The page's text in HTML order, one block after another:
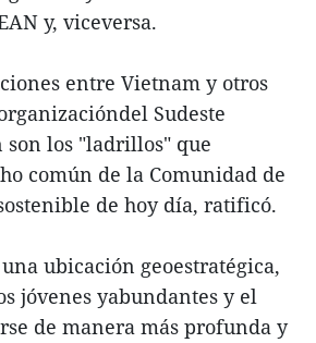
y, viceversa.
entre Vietnam y otros
Sudeste
los "ladrillos" que
común de la Comunidad de
de hoy día, ratificó.
ubicación geoestratégica,
jóvenes yabundantes y el
de manera más profunda y